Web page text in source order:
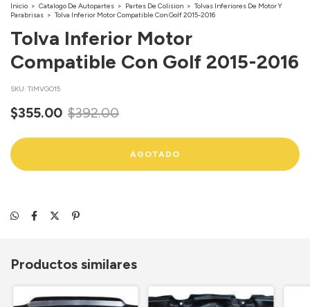
Inicio > Catalogo De Autopartes > Partes De Colision > Tolvas Inferiores De Motor Y
Parabrisas > Tolva Inferior Motor Compatible Con Golf 2015-2016
Tolva Inferior Motor
Compatible Con Golf 2015-2016
SKU: TIMVGO15
$355.00 $392.00
Productos similares